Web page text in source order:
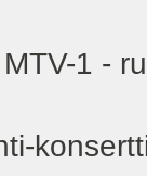
1 -